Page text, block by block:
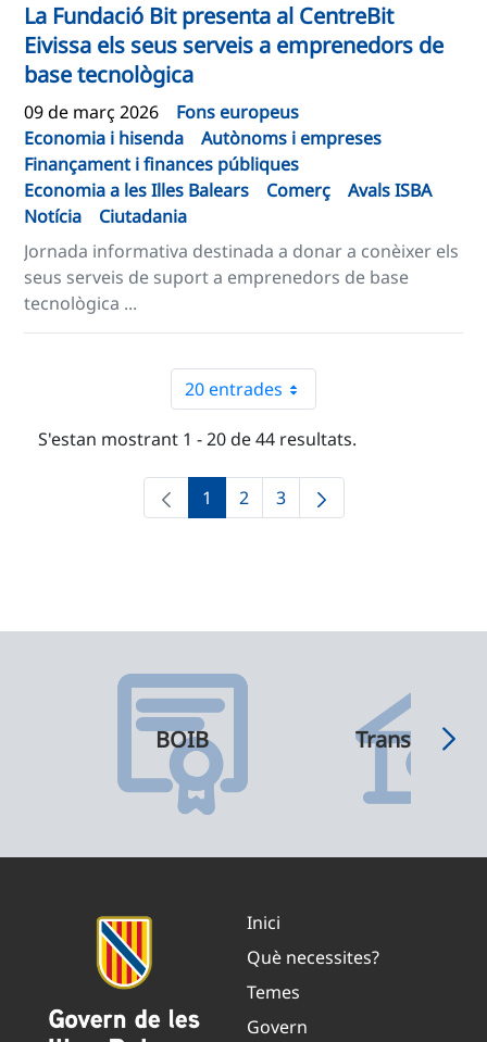
La Fundació Bit presenta al CentreBit
Eivissa els seus serveis a emprenedors de
base tecnològica
09 de març 2026
Fons europeus
Economia i hisenda
Autònoms i empreses
Finançament i finances públiques
Economia a les Illes Balears
Comerç
Avals ISBA
Notícia
Ciutadania
Jornada informativa destinada a donar a conèixer els
seus serveis de suport a emprenedors de base
tecnològica ...
20 entrades
S'estan mostrant 1 - 20 de 44 resultats.
Pàgina
1 Pàgina
2 Pàgina
3
BOIB
Inici
Què necessites?
Temes
Govern